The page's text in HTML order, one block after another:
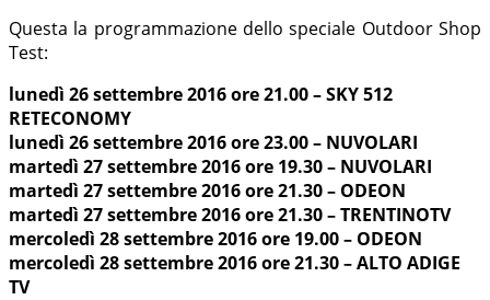
Questa la programmazione dello speciale Outdoor Shop
Test:
lunedì 26 settembre 2016 ore 21.00 – SKY 512
RETECONOMY
lunedì 26 settembre 2016 ore 23.00 – NUVOLARI
martedì 27 settembre 2016 ore 19.30 – NUVOLARI
martedì 27 settembre 2016 ore 21.30 – ODEON
martedì 27 settembre 2016 ore 21.30 – TRENTINOTV
mercoledì 28 settembre 2016 ore 19.00 – ODEON
mercoledì 28 settembre 2016 ore 21.30 – ALTO ADIGE
TV